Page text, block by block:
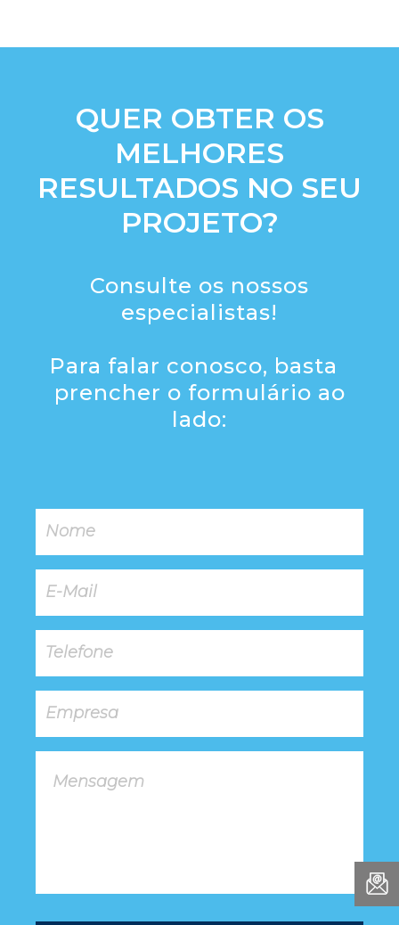
QUER OBTER OS
MELHORES
RESULTADOS NO SEU
PROJETO?
Consulte os nossos
especialistas!
Para falar conosco, basta
prencher o formulário ao
lado: